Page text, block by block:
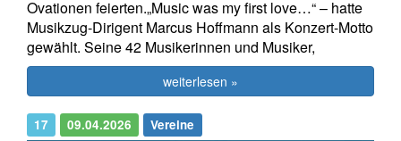
Ovationen feierten.„Music was my first love…“ – hatte
Musikzug-Dirigent Marcus Hoffmann als Konzert-Motto
gewählt. Seine 42 Musikerinnen und Musiker,
weiterlesen »
17 09.04.2026 Vereine